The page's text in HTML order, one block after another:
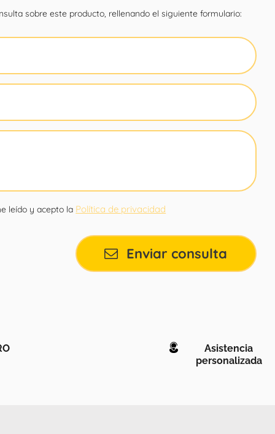
sobre este producto, rellenando el siguiente formulario:
leído y acepto la Política de privacidad
Enviar consulta
Asistencia
personalizada